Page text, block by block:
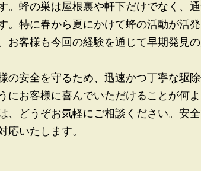
。蜂の巣は屋根裏や軒下だけでなく、
。特に春から夏にかけて蜂の活動が活発
お客様も今回の経験を通じて早期発見
の安全を守るため、迅速かつ丁寧な駆
にお客様に喜んでいただけることが何
、どうぞお気軽にご相談ください。安
応いたします。